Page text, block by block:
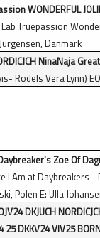
WONDERFUL
Truepassion
Danmark
NinaNaja
Rodels Vera Lynn)
Zoe Of
I Am at Daybreakers
Polen E: Ulla
DKJUCH
25 DKKV24 VIV25